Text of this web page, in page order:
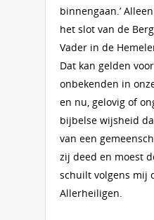
binnengaan.’
het slot van de
Vader in de
Dat kan gelden
onbekenden in
en nu, gelovig of
bijbelse wijsheid
van een
zij deed en moest
schuilt volgens mij
Allerheiligen.